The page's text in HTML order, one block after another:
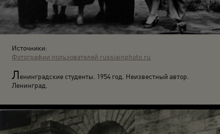
Источники:
Фотографии пользователей russiainphoto.ru
Ленинградские студенты. 1954 год. Неизвестный автор.
Ленинград.